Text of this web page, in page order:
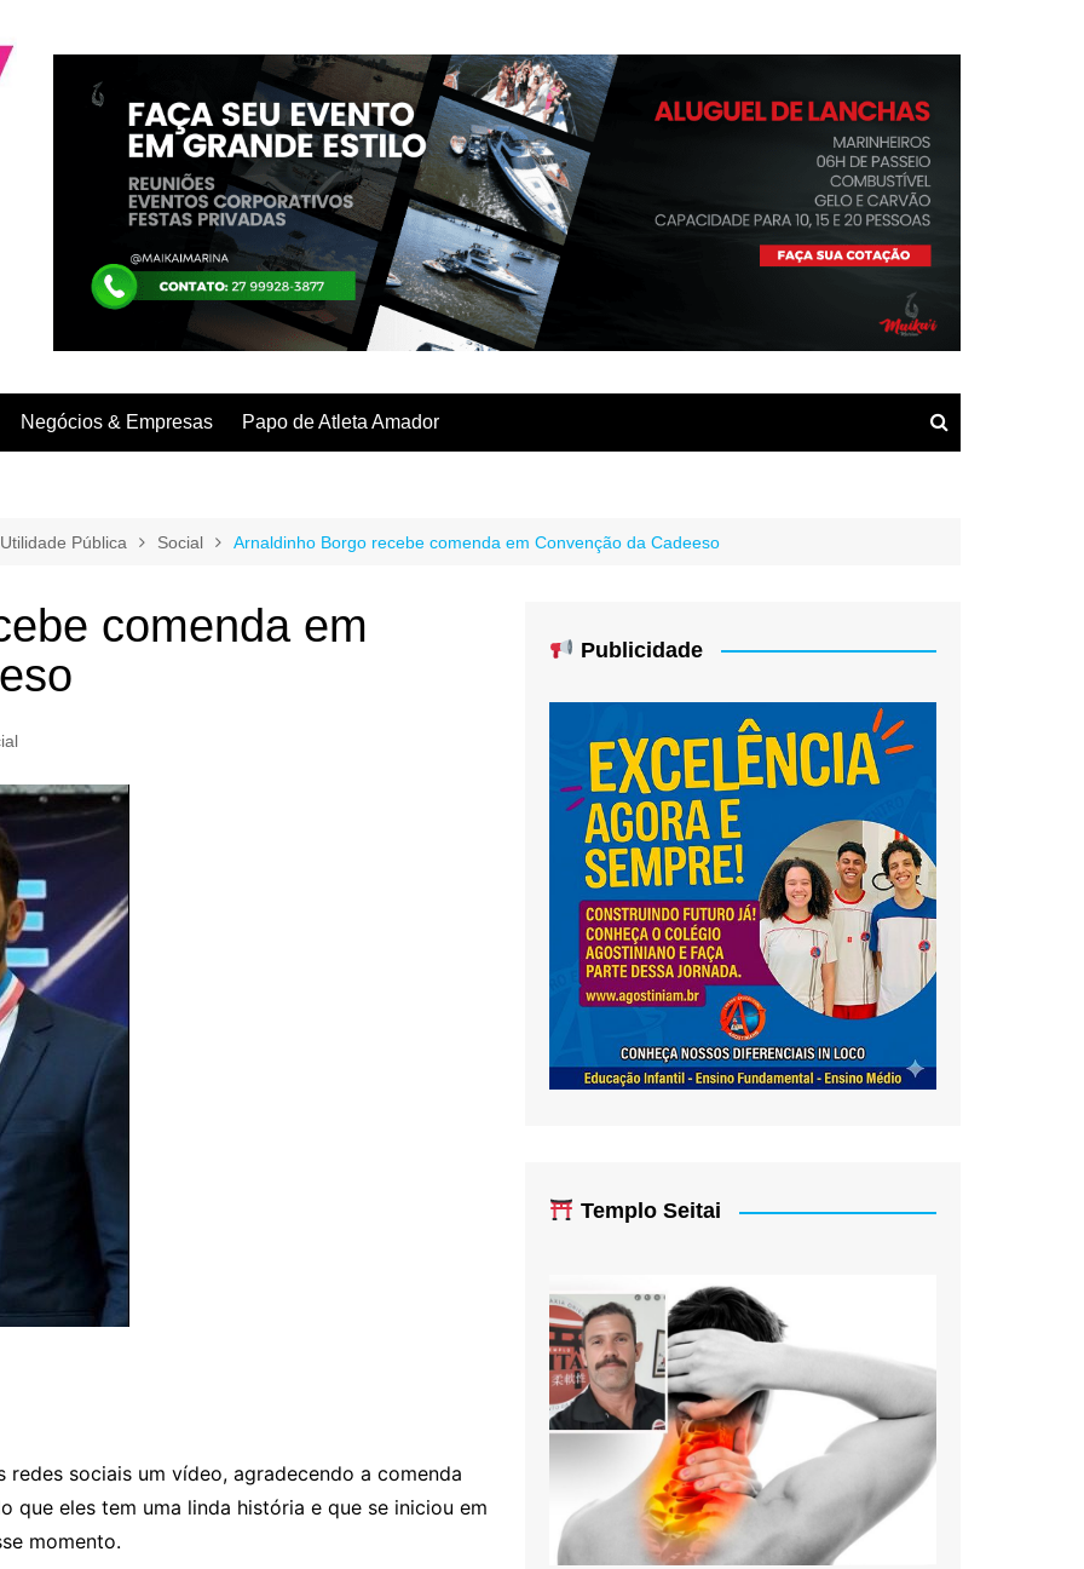
Negócios & Empresas Papo de Atleta Amador
Utilidade Pública Social Arnaldinho Borgo recebe comenda em Convenção da Cadeeso
comenda em
sociais um vídeo, agradecendo a comenda
que eles tem uma linda história e que se iniciou em
momento.
Publicidade
Templo Seitai